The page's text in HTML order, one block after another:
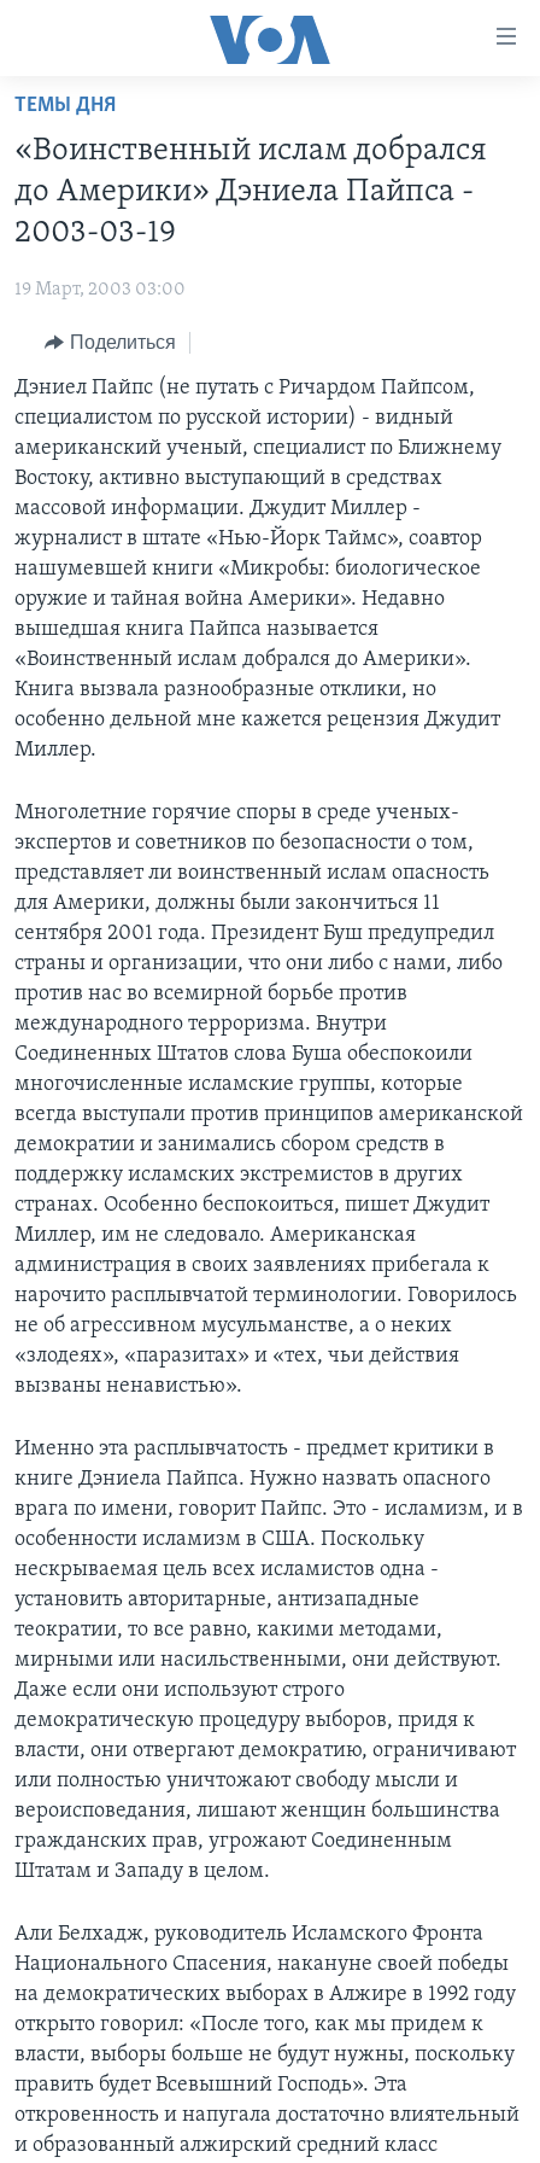
Перейти
основной
контент
Перейти
основной
навигации
Перейти
поиск
ИТОГИ
ПОЧЕМУ ЭТО ВАЖНО?
ДИСКУССИЯ VOA
ДЕТАЛИ
НЬЮ-ЙОРК NEW YORK
АМЕРИКА. БОЛЬШОЕ ПУТЕШЕСТВИЕ
ПРОЕКТЫ
НАША АМЕРИКАНСКАЯ ИСТОРИЯ
А КАК В АМЕРИКЕ?
АРТЕФАКТЫ
АМЕРИКАНСКИЕ ГОРОДКИ
ТЕСТЫ
ИНТЕРВЬЮ
ФАКТЫ ПРОТИВ ФЕЙКОВ
ЗА СВОБОДУ ПРЕССЫ
УЧИМ АНГЛИЙСКИЙ
ВИДЕО
ПОДПИСКА НА НОВОСТИ
Learning English
СОЦИАЛЬНЫЕ СЕТИ
Языки
ТЕМЫ ДНЯ
«Воинственный ислам добрался
до Америки» Дэниела Пайпса -
2003-03-19
19 Март, 2003 03:00
Поделиться
Дэниел Пайпс (не путать с Ричардом Пайпсом,
специалистом по русской истории) - видный
американский ученый, специалист по Ближнему
Востоку, активно выступающий в средствах
массовой информации. Джудит Миллер -
журналист в штате «Нью-Йорк Таймс», соавтор
нашумевшей книги «Микробы: биологическое
оружие и тайная война Америки». Недавно
вышедшая книга Пайпса называется
«Воинственный ислам добрался до Америки».
Книга вызвала разнообразные отклики, но
особенно дельной мне кажется рецензия Джудит
Миллер.
Многолетние горячие споры в среде ученых-
экспертов и советников по безопасности о том,
представляет ли воинственный ислам опасность
для Америки, должны были закончиться 11
сентября 2001 года. Президент Буш предупредил
страны и организации, что они либо с нами, либо
против нас во всемирной борьбе против
международного терроризма. Внутри
Соединенных Штатов слова Буша обеспокоили
многочисленные исламские группы, которые
всегда выступали против принципов американской
демократии и занимались сбором средств в
поддержку исламских экстремистов в других
странах. Особенно беспокоиться, пишет Джудит
Миллер, им не следовало. Американская
администрация в своих заявлениях прибегала к
нарочито расплывчатой терминологии. Говорилось
не об агрессивном мусульманстве, а о неких
«злодеях», «паразитах» и «тех, чьи действия
вызваны ненавистью».
Именно эта расплывчатость - предмет критики в
книге Дэниела Пайпса. Нужно назвать опасного
врага по имени, говорит Пайпс. Это - исламизм, и в
особенности исламизм в США. Поскольку
нескрываемая цель всех исламистов одна -
установить авторитарные, антизападные
теократии, то все равно, какими методами,
мирными или насильственными, они действуют.
Даже если они используют строго
демократическую процедуру выборов, придя к
власти, они отвергают демократию, ограничивают
или полностью уничтожают свободу мысли и
вероисповедания, лишают женщин большинства
гражданских прав, угрожают Соединенным
Штатам и Западу в целом.
Али Белхадж, руководитель Исламского Фронта
Национального Спасения, накануне своей победы
на демократических выборах в Алжире в 1992 году
открыто говорил: «После того, как мы придем к
власти, выборы больше не будут нужны, поскольку
править будет Всевышний Господь». Эта
откровенность и напугала достаточно влиятельный
и образованный алжирский средний класс